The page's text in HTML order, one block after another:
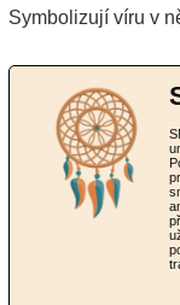
Symbolizují víru v